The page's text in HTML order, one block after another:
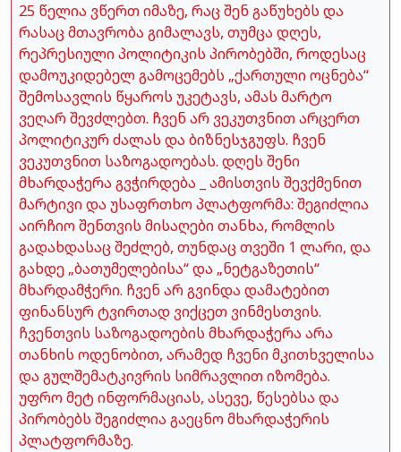
25 წელია ვწერთ იმაზე, რაც შენ გაწუხებს და
რასაც მთავრობა გიმალავს, თუმცა დღეს,
რეპრესიული პოლიტიკის პირობებში, როდესაც
დამოუკიდებელ გამოცემებს „ქართული ოცნება“
შემოსავლის წყაროს უკეტავს, ამას მარტო
ვეღარ შევძლებთ. ჩვენ არ ვეკუთვნით არცერთ
პოლიტიკურ ძალას და ბიზნესჯგუფს. ჩვენ
ვეკუთვნით საზოგადოებას. დღეს შენი
მხარდაჭერა გვჭირდება _ ამისთვის შევქმენით
მარტივი და უსაფრთხო პლატფორმა: შეგიძლია
აირჩიო შენთვის მისაღები თანხა, რომლის
გადახდასაც შეძლებ, თუნდაც თვეში 1 ლარი, და
გახდე „ბათუმელებისა“ და „ნეტგაზეთის“
მხარდამჭერი. ჩვენ არ გვინდა დამატებით
ფინანსურ ტვირთად ვიქცეთ ვინმესთვის.
ჩვენთვის საზოგადოების მხარდაჭერა არა
თანხის ოდენობით, არამედ ჩვენი მკითხველისა
და გულშემატკივრის სიმრავლით იზომება.
უფრო მეტ ინფორმაციას, ასევე, წესებსა და
პირობებს შეგიძლია გაეცნო მხარდაჭერის
პლატფორმაზე.